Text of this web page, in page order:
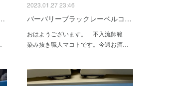
2023.01.27 23:46
バーバリーブラックレーベルコ…
おはようございます。 不入流師範
染み抜き職人マコトです。今週お酒…